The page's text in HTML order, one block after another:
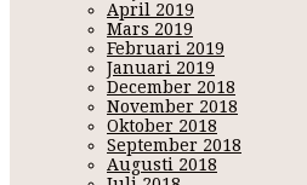
April 2019
Mars 2019
Februari 2019
Januari 2019
December 2018
November 2018
Oktober 2018
September 2018
Augusti 2018
NATALIA RICHARDSON
Hoppas huset är fint du
NATALIA RICHARDSON